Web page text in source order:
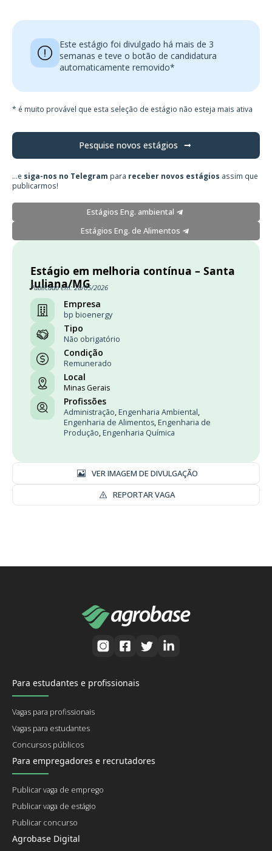
Este estágio foi divulgado há mais de 3
semanas e teve o botão de candidatura
automaticamente removido*
* é muito provável que esta seleção de estágio não esteja mais ativa
Pesquise novos estágios
...e siga-nos no Telegram para receber novos estágios assim que
publicarmos!
Estágios Eng. ambiental
Estágios Eng. de Alimentos
Estágio em melhoria contínua – Santa
Juliana/MG
Publicado em: 28/05/2026
Empresa
bp bioenergy
Tipo
Não obrigatório
Condição
Remunerado
Local
Minas Gerais
Profissões
Administração, Engenharia Ambiental,
Engenharia de Alimentos, Engenharia de
Produção, Engenharia Química
VER IMAGEM DE DIVULGAÇÃO
REPORTAR VAGA
Para estudantes e profissionais
Vagas para profissionais
Vagas para estudantes
Concursos públicos
Para empregadores e recrutadores
Publicar vaga de emprego
Publicar vaga de estágio
Publicar concurso
Agrobase Digital